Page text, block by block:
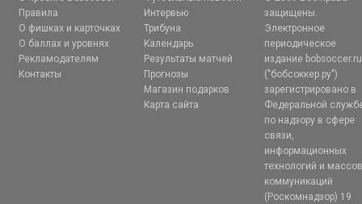
Правила
О фишках и карточках
О баллах и уровнях
Рекламодателям
Контакты
Интервью
Трибуна
Календарь
Результаты матчей
Прогнозы
Магазин подарков
Карта сайта
защищены.
Электронное
периодическое
издание bobsoccer.ru
("бобсоккер.ру")
зарегистрировано в
Федеральной
по надзору в сфере
связи,
информационных
технологий и
коммуникаций
(Роскомнадзор) 19